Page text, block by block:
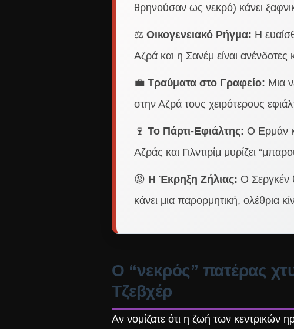
θρηνούσαν ως νεκρό) κάνει
⚖️ Οικογενειακό Ρήγμα: Η
Αζρά και η Σανέμ είναι ανένδοτες
💼 Τραύματα στο Γραφείο: Μια
στην Αζρά τους χειρότερους
🍷 Το Πάρτι-Εφιάλτης: Ο Ερμάν
Αζράς και Γιλντιρίμ μυρίζει
😡 Η Έκρηξη Ζήλιας: Ο Σεργκέν
κάνει μια παρορμητική, ολέθρια
Ο “νεκρός” πατέρας
Τζεβχέρ
Αν νομίζατε ότι η ζωή των κεντρικών